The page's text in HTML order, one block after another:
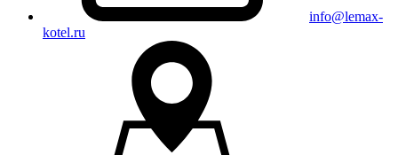
info@lemax-
kotel.ru